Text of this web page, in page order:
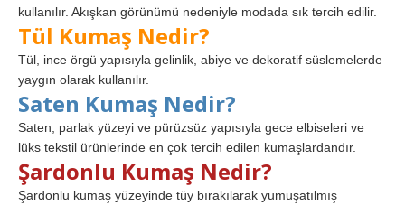
kullanılır. Akışkan görünümü nedeniyle modada sık tercih edilir.
Tül Kumaş Nedir?
Tül, ince örgü yapısıyla gelinlik, abiye ve dekoratif süslemelerde
yaygın olarak kullanılır.
Saten Kumaş Nedir?
Saten, parlak yüzeyi ve pürüzsüz yapısıyla gece elbiseleri ve
lüks tekstil ürünlerinde en çok tercih edilen kumaşlardandır.
Şardonlu Kumaş Nedir?
Şardonlu kumaş yüzeyinde tüy bırakılarak yumuşatılmış